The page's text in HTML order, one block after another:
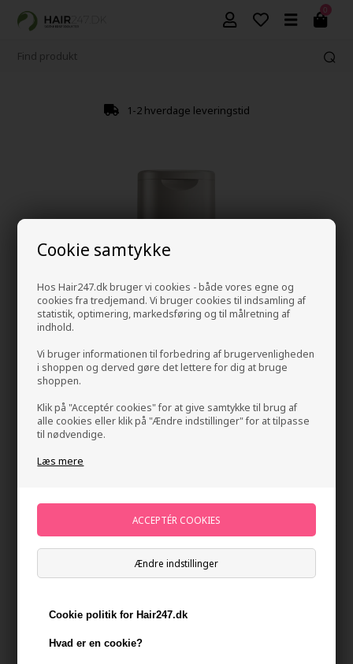
Cookie samtykke
Hos Hair247.dk bruger vi cookies - både vores egne og
cookies fra tredjemand. Vi bruger cookies til indsamling af
statistik, optimering, markedsføring og til målretning af
indhold.
Vi bruger informationen til forbedring af brugervenligheden
i shoppen og derved gøre det lettere for dig at bruge
shoppen.
Klik på "Acceptér cookies" for at give samtykke til brug af
alle cookies eller klik på "Ændre indstillinger" for at tilpasse
til nødvendige.
Læs mere
Ændre indstillinger
Cookie politik for Hair247.dk
Hvad er en cookie?
0
1-2 hverdage leveringstid
GLYNT NUTRI Shampoo 250ml
159,00
På lager - Leveringstid 1-2 dage